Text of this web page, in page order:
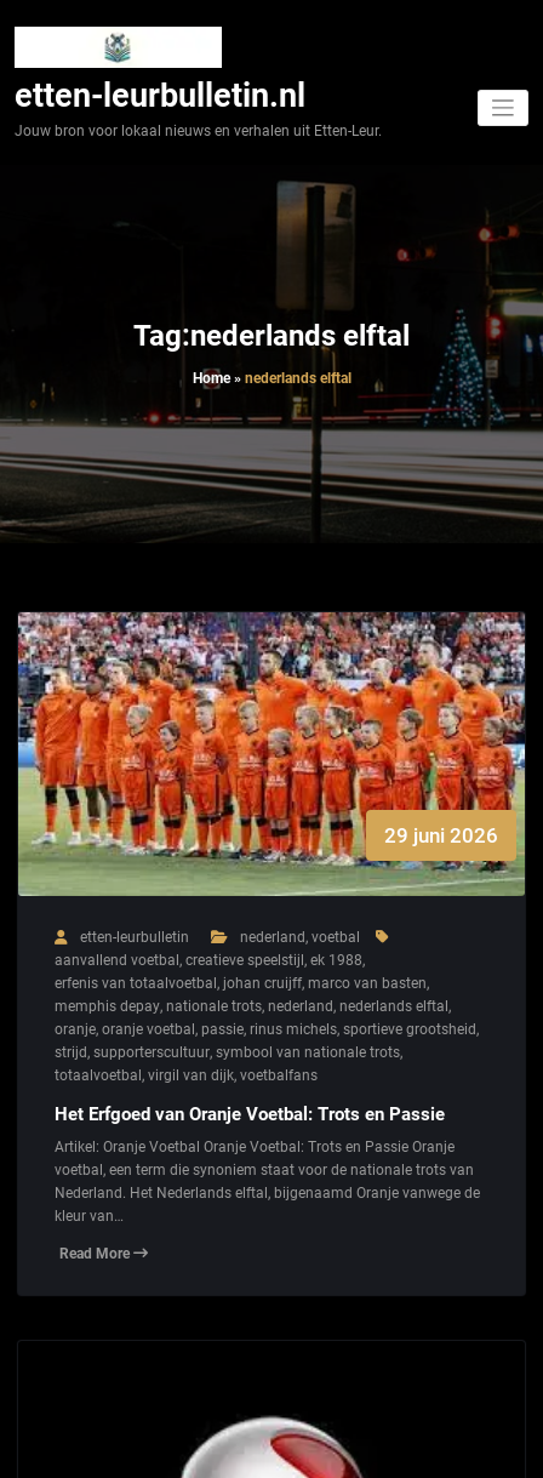
etten-leurbulletin.nl
Jouw bron voor lokaal nieuws en verhalen uit Etten-Leur.
Tag:nederlands elftal
Home» nederlands elftal
29 juni 2026
etten-leurbulletin nederland, voetbal
aanvallend voetbal , creatieve speelstijl , ek 1988,
erfenis van totaalvoetbal , johan cruijff, marco van basten,
memphis depay, nationale trots, nederland, nederlands elftal ,
oranje, oranje voetbal , passie, rinus michels, sportieve grootsheid,
strijd, supporterscultuur, symbool van nationale trots,
totaalvoetbal , virgil van dijk, voetbalfans
Het Erfgoed van Oranje Voetbal: Trots en Passie
Artikel: Oranje Voetbal Oranje Voetbal: Trots en Passie Oranje
voetbal, een term die synoniem staat voor de nationale trots van
Nederland. Het Nederlands elftal, bijgenaamd Oranje vanwege de
kleur van…
Read More